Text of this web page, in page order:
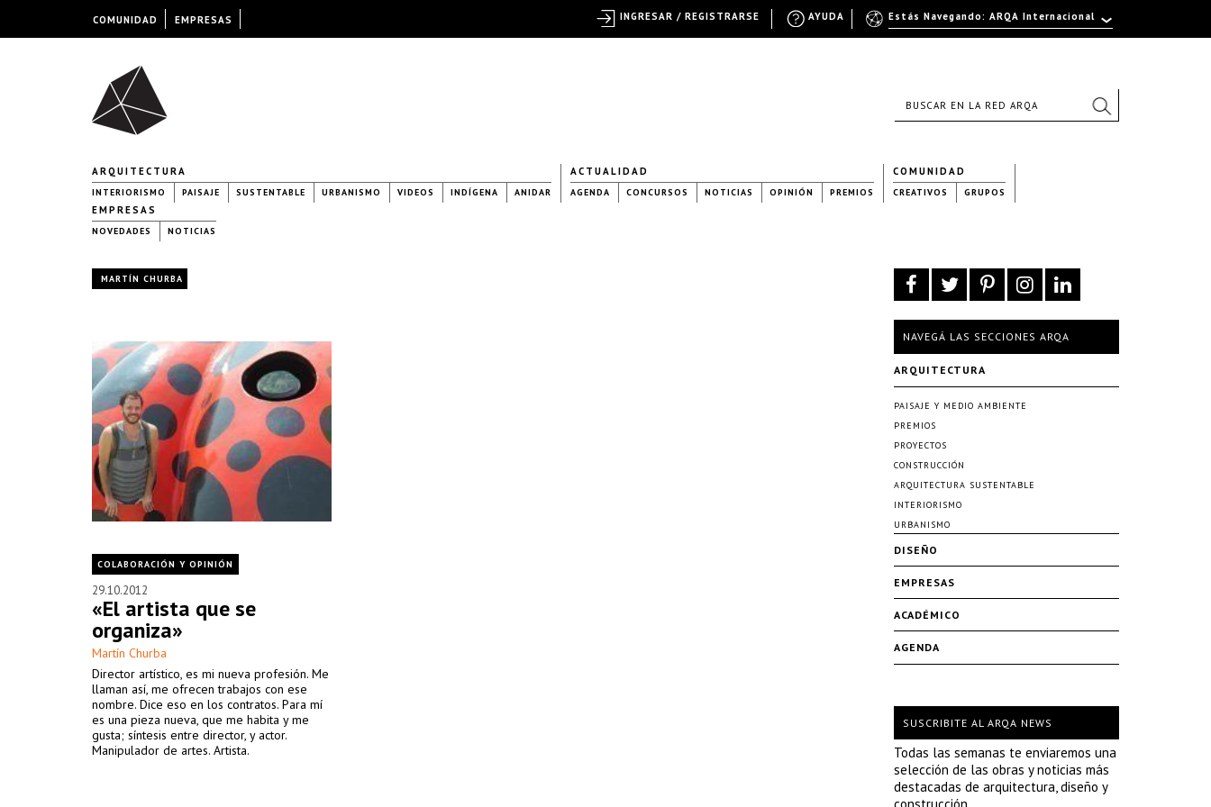
ARQUITECTURA
INTERIORISMO PAISAJE SUSTENTABLE URBANISMO VIDEOS INDÍGENA ANIDAR
ACTUALIDAD
AGENDA CONCURSOS NOTICIAS OPINIÓN PREMIOS
COMUNIDAD
CREATIVOS GRUPOS
EMPRESAS
NOVEDADES NOTICIAS
MARTÍN CHURBA
COLABORACIÓN Y OPINIÓN
29.10.2012
«El artista que se
organiza»
Martín Churba
Director artístico, es mi nueva profesión. Me
llaman así, me ofrecen trabajos con ese
nombre. Dice eso en los contratos. Para mí
es una pieza nueva, que me habita y me
gusta; síntesis entre director, y actor.
Manipulador de artes. Artista.
NAVEGÁ LAS SECCIONES ARQA
ARQUITECTURA
PAISAJE Y MEDIO AMBIENTE
PREMIOS
PROYECTOS
CONSTRUCCIÓN
ARQUITECTURA SUSTENTABLE
INTERIORISMO
URBANISMO
DISEÑO
EMPRESAS
ACADÉMICO
AGENDA
SUSCRIBITE AL ARQA NEWS
Todas las semanas te enviaremos una
selección de las obras y noticias más
destacadas de arquitectura, diseño y
COMUNIDAD EMPRESAS Estás Navegando: ARQA Internacional
AYUDA
INGRESAR / REGISTRARSE